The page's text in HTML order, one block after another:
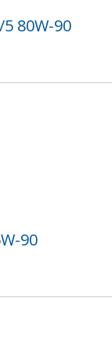
80W-90
90